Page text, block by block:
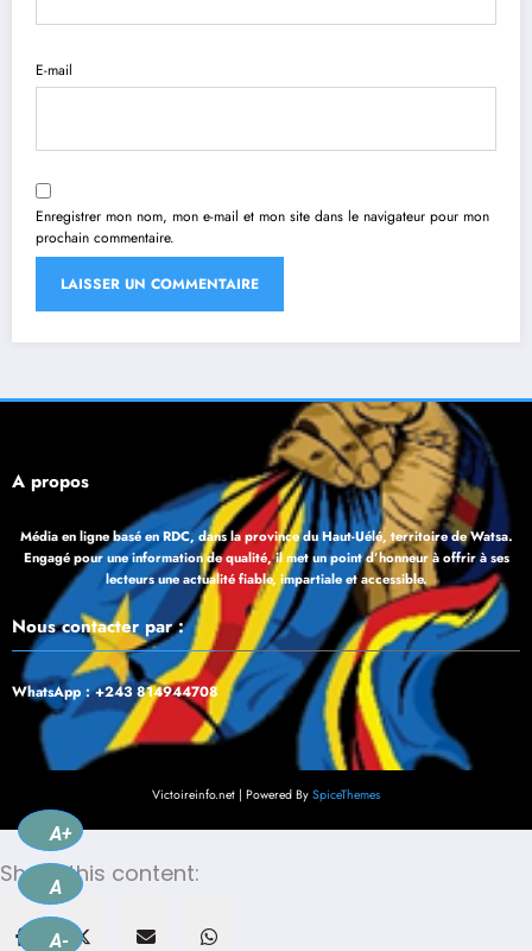
E-mail
Enregistrer mon nom, mon e-mail et mon site dans le navigateur pour mon
prochain commentaire.
À propos
Média en ligne basé en RDC, dans la province du Haut-Uélé, territoire de Watsa.
Engagé pour une information de qualité, il met un point d’honneur à offrir à ses
lecteurs une actualité fiable, impartiale et accessible.
Nous contacter par :
WhatsApp : +243 814944708
Victoireinfo.net | Powered By SpiceThemes
A+
A
A-
Share this content: